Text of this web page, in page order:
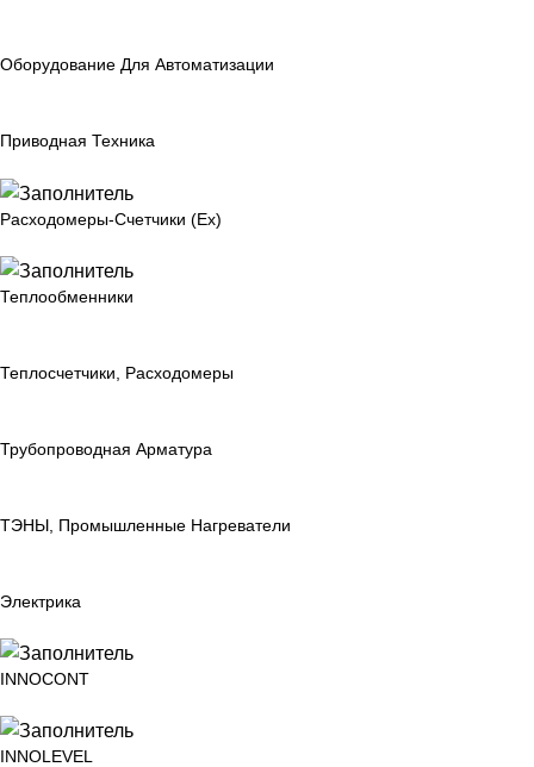
Оборудование Для Автоматизации
Приводная Техника
Расходомеры-Счетчики (Ex)
Теплообменники
Теплосчетчики, Расходомеры
Трубопроводная Арматура
ТЭНЫ, Промышленные Нагреватели
Электрика
INNOCONT
INNOLEVEL